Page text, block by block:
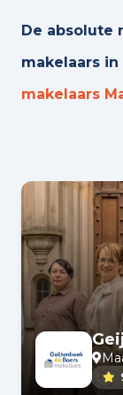
De absolute
makelaars in
makelaars